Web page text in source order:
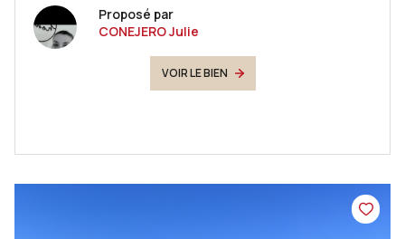
Proposé par
CONEJERO Julie
VOIR LE BIEN